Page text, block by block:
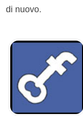
di nuovo.